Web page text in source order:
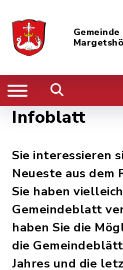
Gemeinde
Infoblatt
Sie interessieren
Neueste aus dem
Sie haben
Gemeindeblatt
haben Sie die
die
Jahres und die